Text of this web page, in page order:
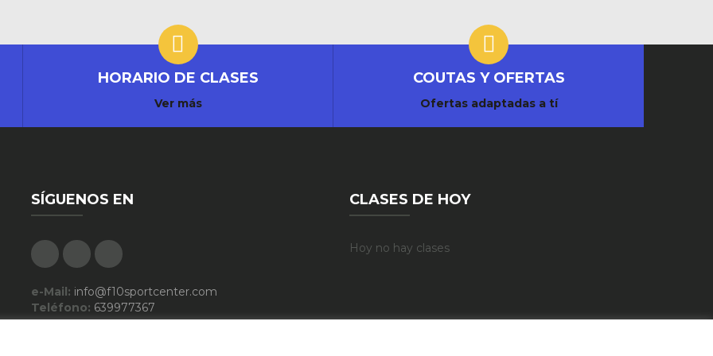
HORARIO DE CLASES
Ver más
COUTAS Y OFERTAS
Ofertas adaptadas a tí
SÍGUENOS EN
FacebookGoogle Plus
e-Mail: info@f10sportcenter.com
Teléfono: 639977367
CLASES DE HOY
Hoy no hay clases